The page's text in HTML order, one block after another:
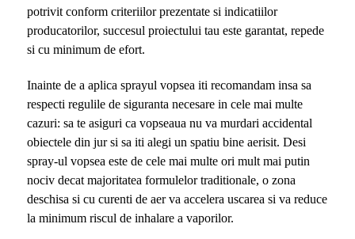
potrivit conform criteriilor prezentate si indicatiilor
producatorilor, succesul proiectului tau este garantat, repede
si cu minimum de efort.
Inainte de a aplica sprayul vopsea iti recomandam insa sa
respecti regulile de siguranta necesare in cele mai multe
cazuri: sa te asiguri ca vopseaua nu va murdari accidental
obiectele din jur si sa iti alegi un spatiu bine aerisit. Desi
spray-ul vopsea este de cele mai multe ori mult mai putin
nociv decat majoritatea formulelor traditionale, o zona
deschisa si cu curenti de aer va accelera uscarea si va reduce
la minimum riscul de inhalare a vaporilor.